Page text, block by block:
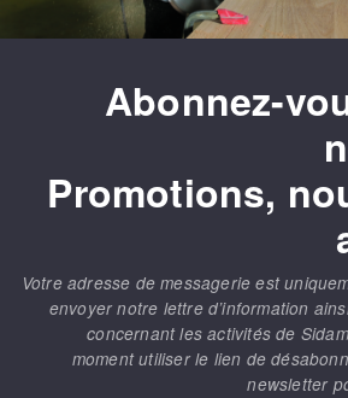
Abonnez-
Promotions,
Votre adresse de messagerie est
envoyer notre lettre d’information
concernant les activités de
moment utiliser le lien de
newsletter